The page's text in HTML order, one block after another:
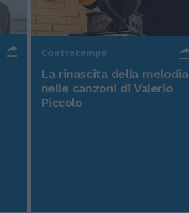
Controtempo
La rinascita della melodia
nelle canzoni di Valerio
Piccolo